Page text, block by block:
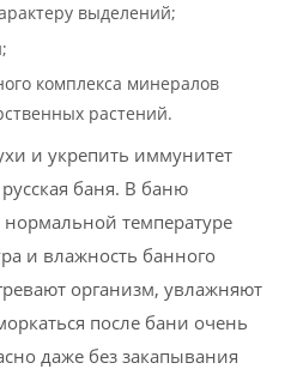
выделений;
комплекса минералов
растений.
и укрепить иммунитет
баня. В баню
температуре
и влажность банного
организм, увлажняют
после бани очень
даже без закапывания